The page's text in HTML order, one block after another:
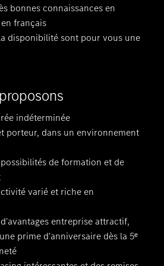
bonnes connaissances en
français
disponibilité sont pour vous une
indéterminée
porteur, dans un environnement
de formation et de
varié et riche en
entreprise attractif,
prime d'anniversaire dès la 5ᵉ